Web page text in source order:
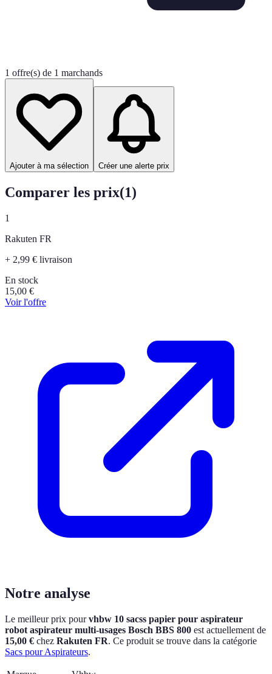
1 offre(s) de 1 marchands
Ajouter à ma sélection Créer une alerte prix
Comparer les prix(1)
1
Rakuten FR
+ 2,99 € livraison
En stock
15,00 €
Voir l'offre
Notre analyse
Le meilleur prix pourvhbw 10 sacss papier pour aspirateur
robot aspirateur multi-usages Bosch BBS 800 est actuellement de
15,00 € chez Rakuten FR. Ce produit se trouve dans la catégorie
Sacs pour Aspirateurs.